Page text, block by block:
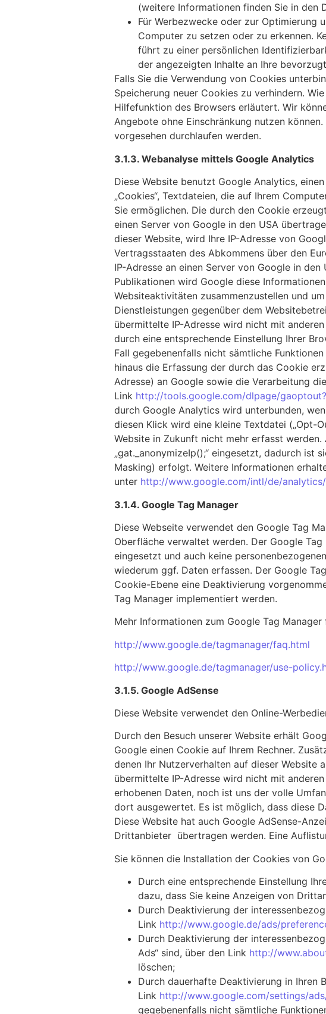
(weitere Informationen finden Sie in den
Für Werbezwecke oder zur Optimierung
Computer zu setzen oder zu erkennen.
führt zu einer persönlichen
der angezeigten Inhalte an Ihre
Falls Sie die Verwendung von Cookies
Speicherung neuer Cookies zu verhindern.
Hilfefunktion des Browsers erläutert. Wir
Angebote ohne Einschränkung nutzen
vorgesehen durchlaufen werden.
3.1.3. Webanalyse mittels Google Analytics
Diese Website benutzt Google Analytics,
„Cookies“, Textdateien, die auf Ihrem
Sie ermöglichen. Die durch den Cookie
einen Server von Google in den USA
dieser Website, wird Ihre IP-Adresse von
Vertragsstaaten des Abkommens über den
IP-Adresse an einen Server von Google in
Publikationen wird Google diese
Websiteaktivitäten zusammenzustellen und
Dienstleistungen gegenüber dem
übermittelte IP-Adresse wird nicht mit
durch eine entsprechende Einstellung Ihrer
Fall gegebenenfalls nicht sämtliche
hinaus die Erfassung der durch das Cookie
Adresse) an Google sowie die Verarbeitung
Link http://tools.google.com/dlpage/
durch Google Analytics wird unterbunden,
diesen Klick wird eine kleine Textdatei („Opt-
Website in Zukunft nicht mehr erfasst
„gat._anonymizeIp();“ eingesetzt, dadurch ist
Masking) erfolgt. Weitere Informationen
unter http://www.google.com/intl/de/
3.1.4. Google Tag Manager
Diese Webseite verwendet den Google Tag
Oberfläche verwaltet werden. Der Google
eingesetzt und auch keine
wiederum ggf. Daten erfassen. Der Google
Cookie-Ebene eine Deaktivierung
Tag Manager implementiert werden.
Mehr Informationen zum Google Tag Manager
http://www.google.de/tagmanager/faq.html
http://www.google.de/tagmanager/use-
3.1.5. Google AdSense
Diese Website verwendet den Online-
Durch den Besuch unserer Website erhält
Google einen Cookie auf Ihrem Rechner.
denen Ihr Nutzerverhalten auf dieser Website
übermittelte IP-Adresse wird nicht mit
erhobenen Daten, noch ist uns der volle
dort ausgewertet. Es ist möglich, dass diese
Diese Website hat auch Google AdSense-
Drittanbieter übertragen werden. Eine
Sie können die Installation der Cookies von
Durch eine entsprechende Einstellung
dazu, dass Sie keine Anzeigen von
Durch Deaktivierung der
Link http://www.google.de/ads/
Durch Deaktivierung der
Ads“ sind, über den Link http://
löschen;
Durch dauerhafte Deaktivierung in Ihren
Link http://www.google.com/settings/
gegebenenfalls nicht sämtliche